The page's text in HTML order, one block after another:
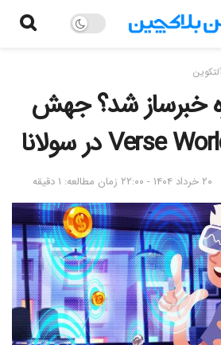
خبرساز شد؟ جهش
۲۰ خرداد ۱۴۰۴ - ۲۲:۰۰ زمان مطالعه: ۱ دقیقه